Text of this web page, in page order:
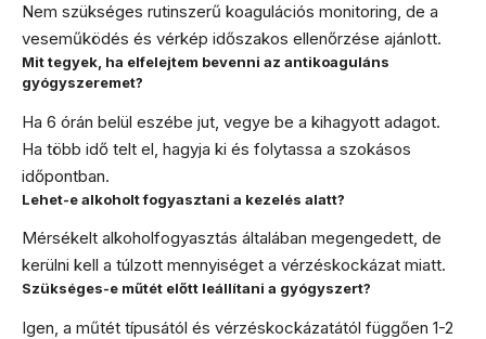
Nem szükséges rutinszerű koagulációs monitoring, de a
veseműködés és vérkép időszakos ellenőrzése ajánlott.
Mit tegyek, ha elfelejtem bevenni az antikoaguláns
gyógyszeremet?
Ha 6 órán belül eszébe jut, vegye be a kihagyott adagot.
Ha több idő telt el, hagyja ki és folytassa a szokásos
időpontban.
Lehet-e alkoholt fogyasztani a kezelés alatt?
Mérsékelt alkoholfogyasztás általában megengedett, de
kerülni kell a túlzott mennyiséget a vérzéskockázat miatt.
Szükséges-e műtét előtt leállítani a gyógyszert?
Igen, a műtét típusától és vérzéskockázatától függően 1-2